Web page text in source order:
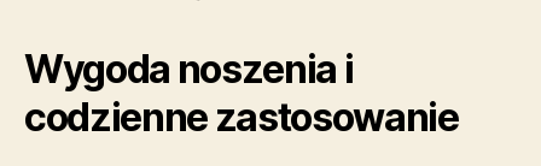
Wygoda noszenia i
codzienne zastosowanie